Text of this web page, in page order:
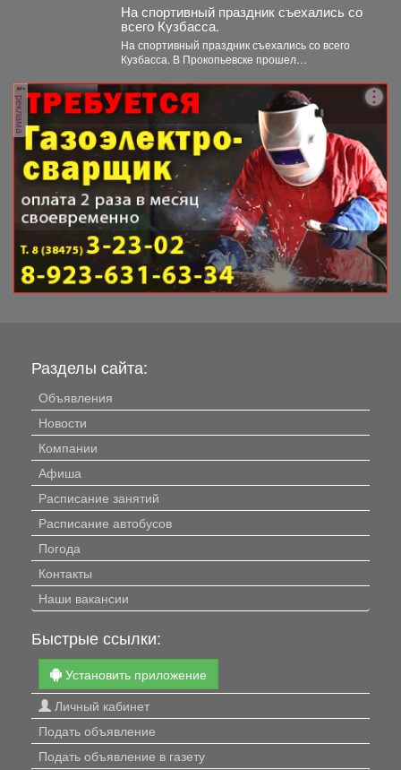
На спортивный праздник съехались со
всего Кузбасса.
На спортивный праздник съехались со всего
Кузбасса. В Прокопьевске прошел
реклама
Разделы сайта:
Объявления
Новости
Компании
Афиша
Расписание занятий
Расписание автобусов
Погода
Контакты
Наши вакансии
Быстрые ссылки:
Установить приложение
Личный кабинет
Подать объявление
Подать объявление в газету